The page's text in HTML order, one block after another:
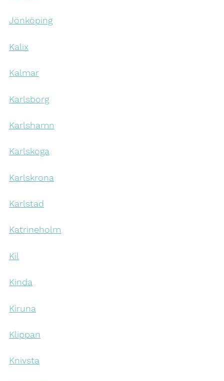
Jönköping
Kalix
Kalmar
Karlsborg
Karlshamn
Karlskoga
Karlskrona
Karlstad
Katrineholm
Kil
Kinda
Kiruna
Klippan
Knivsta